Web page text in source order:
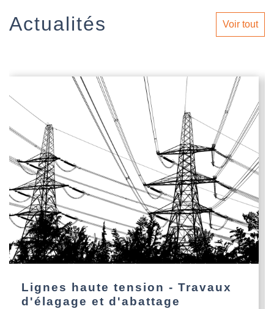
Actualités Voir tout
Lignes haute tension - Travaux
d'élagage et d'abattage